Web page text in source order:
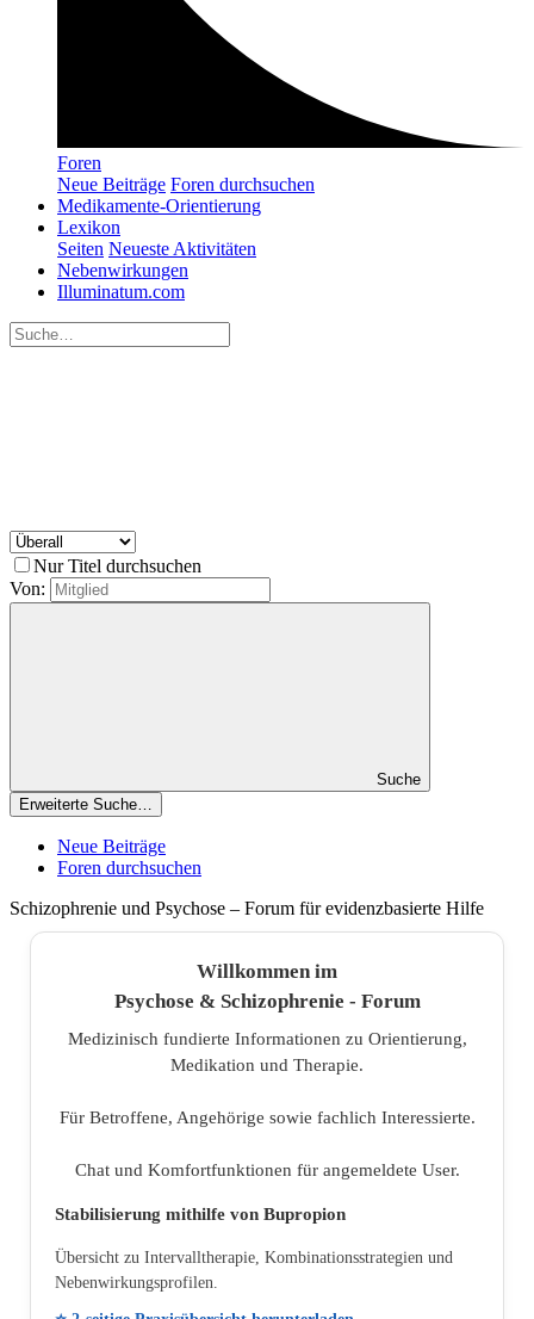
Foren
Neue Beiträge Foren durchsuchen
Medikamente-Orientierung
Lexikon
Seiten Neueste Aktivitäten
Nebenwirkungen
Illuminatum.com
Nur Titel durchsuchen
Von:
Suche
Erweiterte Suche…
Neue Beiträge
Foren durchsuchen
Schizophrenie und Psychose – Forum für evidenzbasierte Hilfe
Willkommen im
Psychose & Schizophrenie - Forum
Medizinisch fundierte Informationen zu Orientierung,
Medikation und Therapie.
Für Betroffene, Angehörige sowie fachlich Interessierte.
Chat und Komfortfunktionen für angemeldete User.
Stabilisierung mithilfe von Bupropion
Übersicht zu Intervalltherapie, Kombinationsstrategien und
Nebenwirkungsprofilen.